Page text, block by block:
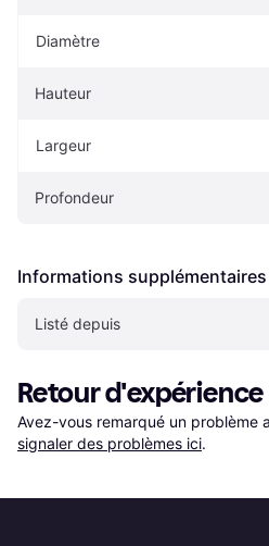
Diamètre
Hauteur
Largeur
Profondeur
Informations supplémentaires
Listé depuis
Retour d'expérience
Avez-vous remarqué un problème
signaler des problèmes ici.